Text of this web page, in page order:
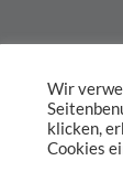
Wir
klicken,
Cookies